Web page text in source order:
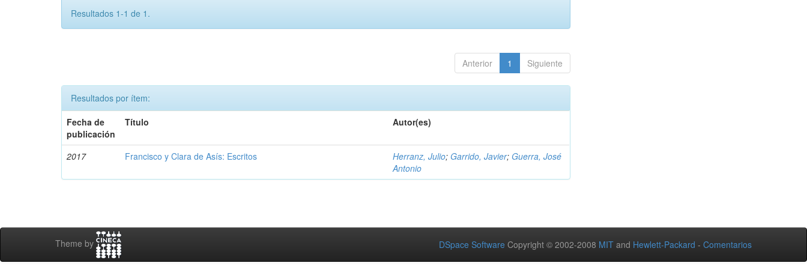
Resultados 1-1 de 1.
Anterior 1 Siguiente
Resultados por ítem:
Fecha de
publicación
Título Autor(es)
2017 Francisco y Clara de Asís: Escritos Herranz, Julio; Garrido, Javier; Guerra, José
Antonio
Theme by DSpace Software Copyright © 2002-2008 MIT and Hewlett-Packard - Comentarios